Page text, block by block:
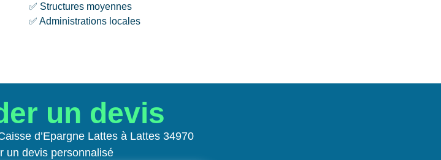
✅ Structures moyennes
✅ Administrations locales
un devis
d’Epargne Lattes à Lattes 34970
un devis personnalisé